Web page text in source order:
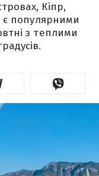
Кіпр,
є популярними
з теплими